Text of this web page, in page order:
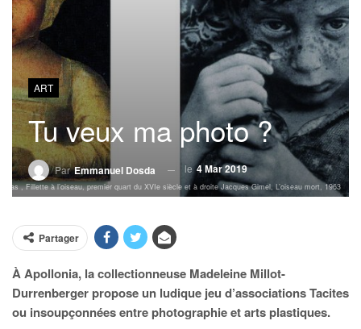
ART
Tu veux ma photo ?
ParEmmanuel Dosda le4 Mar 2019
Bas , Fillette à l’oiseau, premier quart du XVIe siècle et à droite Jacques Gimel, L’oiseau mort, 1963
Partager
À Apollonia, la collectionneuse Madeleine Millot-
Durrenberger propose un ludique jeu d’associations Tacites
ou insoupçonnées entre photographie et arts plastiques.